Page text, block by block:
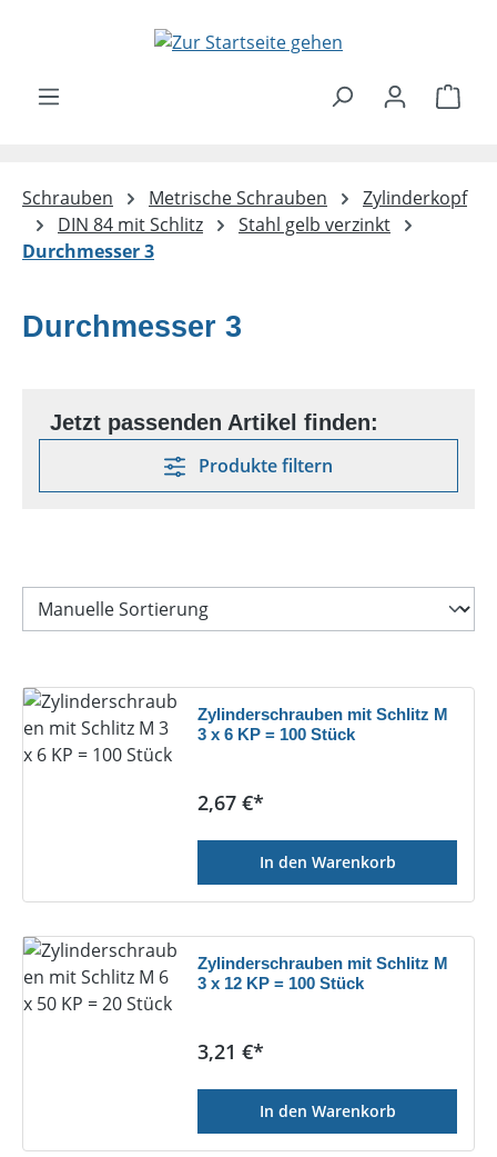
Zum Hauptinhalt springen
Schrauben Metrische Schrauben
Zylinderkopf
DIN 84 mit Schlitz
Stahl gelb verzinkt
Durchmesser 3
Durchmesser 3
Produkte filtern
Zylinderschrauben mit Schlitz M
3 x 6 KP = 100 Stück
Regulärer Preis:
2,67 €*
In den Warenkorb
Zylinderschrauben mit Schlitz M
3 x 12 KP = 100 Stück
Regulärer Preis:
3,21 €*
In den Warenkorb